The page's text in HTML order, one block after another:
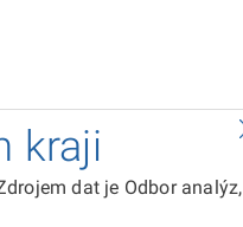
kraji
dat je Odbor analýz,